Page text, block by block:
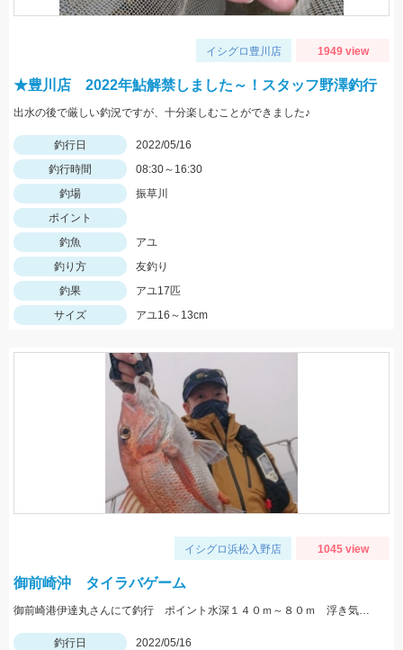
イシグロ豊川店 1949 view
★豊川店 2022年鮎解禁しました～！スタッフ野澤釣行
出水の後で厳しい釣況ですが、十分楽しむことができました♪
釣行日
2022/05/16
釣行時間
08:30～16:30
釣場
振草川
ポイント
釣魚
アユ
釣り方
友釣り
釣果
アユ17匹
サイズ
アユ16～13cm
イシグロ浜松入野店 1045 view
御前崎沖 タイラバゲーム
御前崎港伊達丸さんにて釣行 ポイント水深１４０ｍ～８０ｍ 浮き気味のやる気のある真鯛を探す釣り方でした。
釣行日
2022/05/16